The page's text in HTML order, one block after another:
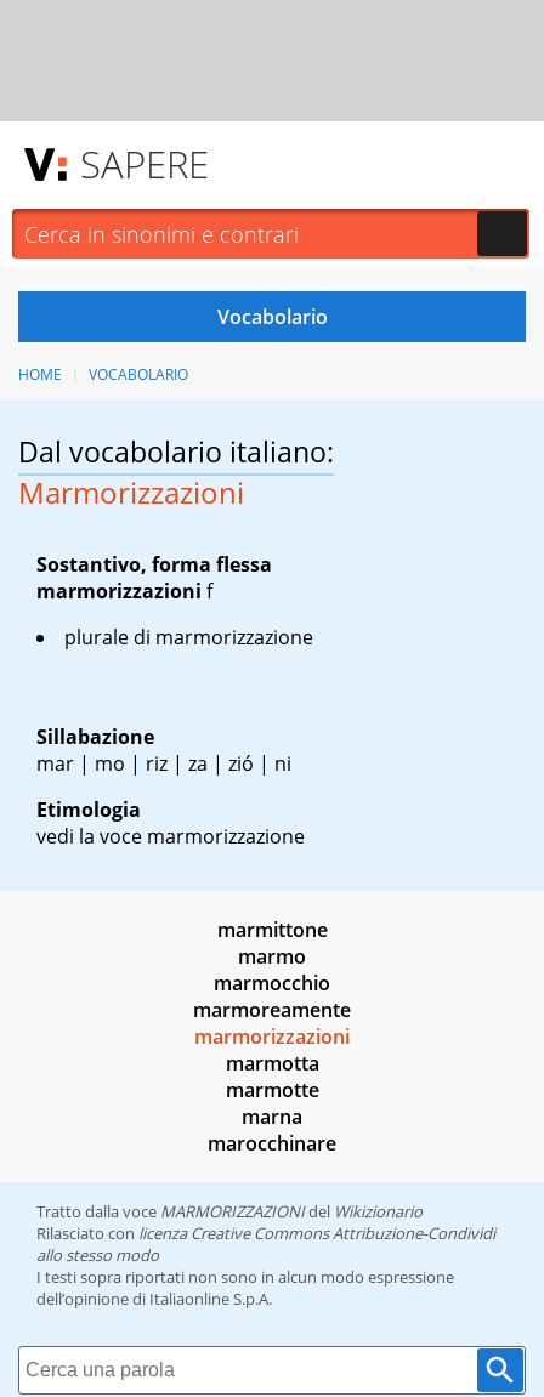
SAPERE
HOME VOCABOLARIO
Dal vocabolario italiano:
Marmorizzazioni
Sostantivo, forma flessa
marmorizzazioni f
plurale di marmorizzazione
Sillabazione
mar | mo | riz | za | zió | ni
Etimologia
vedi la voce marmorizzazione
marmittone
marmo
marmocchio
marmoreamente
marmorizzazioni
marmotta
marmotte
marna
marocchinare
Tratto dalla voce MARMORIZZAZIONIdel Wikizionario
Rilasciato con licenza Creative Commons Attribuzione-Condividi
allo stesso modo
I testi sopra riportati non sono in alcun modo espressione
dell’opinione di Italiaonline S.p.A.